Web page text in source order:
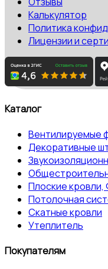
Калькулятор
Политика
Лицензии и
Каталог
Вентилируемые
Декоративные
Плоские
Потолочная
Скатные кровли
Утеплитель
Покупателям